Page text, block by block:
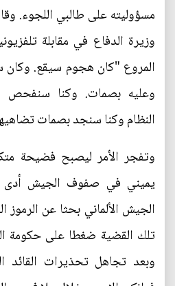
مسؤوليته على طالبي اللجوء.
وزيرة الدفاع في مقابلة
المروع "كان هجوم سيقع.
وعليه بصمات. وكنا سنفحص
النظام وكنا سنجد بصمات
وتفجر الأمر ليصبح فضيحة
يميني في صفوف الجيش أدى
الجيش الألماني بحثا عن الرموز
تلك القضية ضغطا على حكومة
وبعد تجاهل تحذيرات